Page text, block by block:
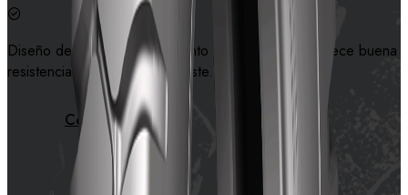
Diseño de banda de rodamiento ancho y grueso ofrece buena
resistencia al corte y al desgaste.
Contáctanos